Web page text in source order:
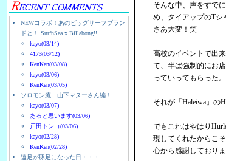
NEWコラボ！あのビッグサーフブラン
ドと！ SurfnSea x Billabong!!
kayo(03/14)
4173(03/12)
KenKen(03/08)
kayo(03/06)
KenKen(03/05)
ソロモン流 山下マヌーさん編！
kayo(03/07)
あると思います(03/06)
戸田トンコ(03/06)
kayo(02/28)
KenKen(02/28)
遠足が豚足になった日・・・
そんな中、声をすで
め、タイアップのTシ
さあ大変！笑
高校のイベントで出
て、半ば強制的にお
っていってもらった。
それが「Haleiwa」の
でもこれはやはり
現してくれたからこ
心から感謝しておりま